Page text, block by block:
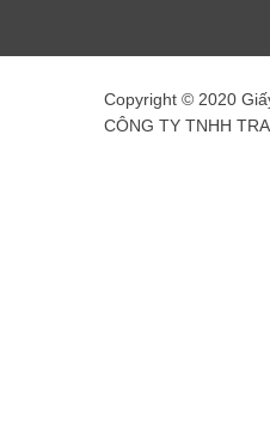
Copyright © 2020
CÔNG TY TNHH